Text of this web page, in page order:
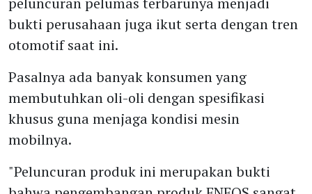
bukti perusahaan juga ikut serta dengan tren
otomotif saat ini.
Pasalnya ada banyak konsumen yang
membutuhkan oli-oli dengan spesifikasi
khusus guna menjaga kondisi mesin
mobilnya.
"Peluncuran produk ini merupakan bukti